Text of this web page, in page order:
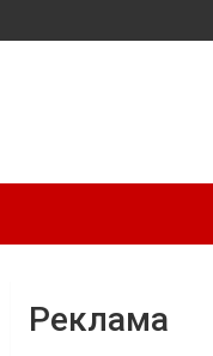
Реклама